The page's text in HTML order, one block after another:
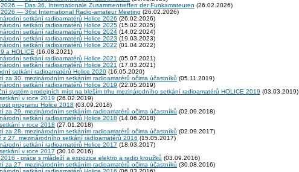
— Das 36. Internationale Zusammentreffen der Funkamateuren (26.02.2026)
2026 — 36st International Radio-amateur Meeting (26.02.2026)
setkání radioamatérů Holice 2026 (26.02.2026)
setkání radioamatérů Holice 2025 (15.02.2025)
setkání radioamatérů Holice 2024 (14.02.2024)
setkání radioamatérů Holice 2023 (19.03.2023)
setkání radioamatérů Holice 2022 (01.04.2022)
a HOLICE (16.08.2021)
setkání radioamatérů Holice 2021 (05.07.2021)
setkání radioamatérů Holice 2021 (17.03.2021)
setkání radioamatérů Holice 2020 (16.05.2020)
za 30. mezinárodním setkáním radioamatérů očima účastníků (05.11.2019)
setkání radioamatérů Holice 2019 (22.05.2019)
systém prodejních míst na bleším trhu mezinárodního setkání radioamatérů HOLICE 2019 (03.03.2019)
v roce 2019 (26.02.2019)
programu Holice 2018 (03.09.2018)
za 29. mezinárodním setkáním radioamatérů očima účastníků (02.09.2018)
setkání radioamatérů Holice 2018 (14.06.2018)
v roce 2018 (27.01.2018)
za 28. mezinárodním setkáním radioamatérů očima účastníků (02.09.2017)
z 27. mezinárodního setkání radioamatérů 2016 (15.05.2017)
setkání radioamatérů Holice 2017 (18.03.2017)
v roce 2017 (30.10.2016)
- práce s mládeží a expozice elektro a radio kroužků (03.09.2016)
za 27. mezinárodním setkáním radioamatérů očima účastníků (30.08.2016)